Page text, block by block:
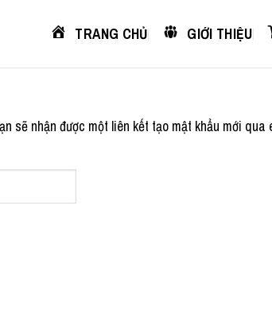
TRANG CHỦ GIỚI THIỆU
sẽ nhận được một liên kết tạo mật khẩu mới qua